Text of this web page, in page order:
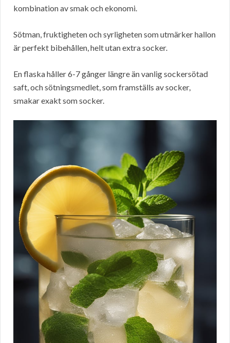
kombination av smak och ekonomi.
Sötman, fruktigheten och syrligheten som utmärker hallon
är perfekt bibehållen, helt utan extra socker.
En flaska håller 6-7 gånger längre än vanlig sockersötad
saft, och sötningsmedlet, som framställs av socker,
smakar exakt som socker.